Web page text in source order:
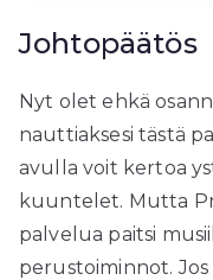
Johtopäätös
Nyt olet ehkä
nauttiaksesi tästä
avulla voit kertoa
kuuntelet. Mutta
palvelua paitsi
perustoiminnot.